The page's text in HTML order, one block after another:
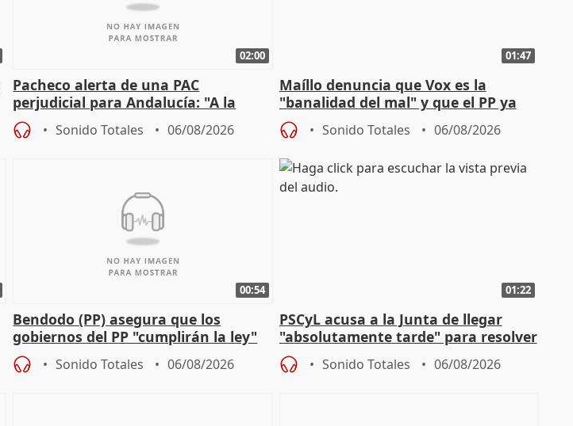
02:00
Pacheco alerta de una PAC
perjudicial para Andalucía: "A la
agricultura hay que protegerla"
Sonido Totales 06/08/2026
01:47
Maíllo denuncia que Vox es la
"banalidad del mal" y que el PP ya
asume todas sus tesis
Sonido Totales 06/08/2026
00:54
Bendodo (PP) asegura que los
gobiernos del PP "cumplirán la ley"
sobre los menores migrantes
Sonido Totales 06/08/2026
01:22
PSCyL acusa a la Junta de llegar
"absolutamente tarde" para resolver
problemas como Newcastle
Sonido Totales 06/08/2026